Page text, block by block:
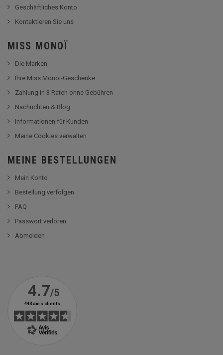
Geschäftliches Konto
Kontaktieren Sie uns
MISS MONOÏ
Die Marken
Ihre Miss Monoï-Geschenke
Zahlung in 3 Raten ohne Gebühren
Nachrichten & Blog
Informationen für Kunden
Meine Cookies verwalten
MEINE BESTELLUNGEN
Mein Konto
Bestellung verfolgen
FAQ
Passwort verloren
Abmelden